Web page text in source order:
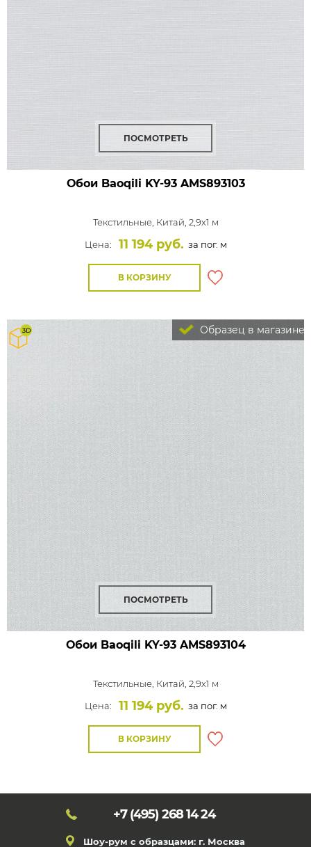
ПОСМОТРЕТЬ
Обои Baoqili KY-93AMS893103
Текстильные, Китай, 2,9x1 м
Цена:
11 194 руб. за пог. м
В КОРЗИНУ
Образец в магазине
ПОСМОТРЕТЬ
Обои Baoqili KY-93AMS893104
Текстильные, Китай, 2,9x1 м
Цена:
11 194 руб. за пог. м
В КОРЗИНУ
+7 (495) 268 14 24
Шоу-рум с образцами: г. Москва